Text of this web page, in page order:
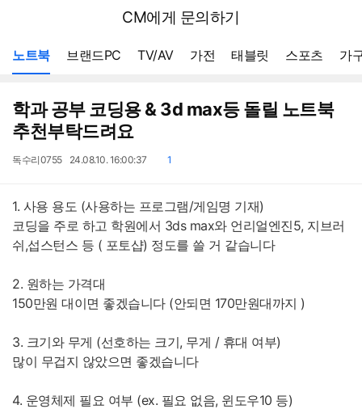
다나와
CM에게 문의하기
노트북 브랜드PC TV/AV 가전 태블릿 스포츠 가
학과 공부 코딩용 & 3d max등 돌릴 노트북
추천부탁드려요
작
독수리0755
작
24.08.10. 16:00:37
댓1
1. 사용 용도 (사용하는 프로그램/게임명 기재)
코딩을 주로 하고 학원에서 3ds max와 언리얼엔진5, 지브러
쉬,섭스턴스 등 ( 포토샵) 정도를 쓸 거 같습니다
2. 원하는 가격대
150만원 대이면 좋겠습니다 (안되면 170만원대까지 )
3. 크기와 무게 (선호하는 크기, 무게 / 휴대 여부)
많이 무겁지 않았으면 좋겠습니다
4. 운영체제 필요 여부 (ex. 필요 없음, 윈도우10 등)